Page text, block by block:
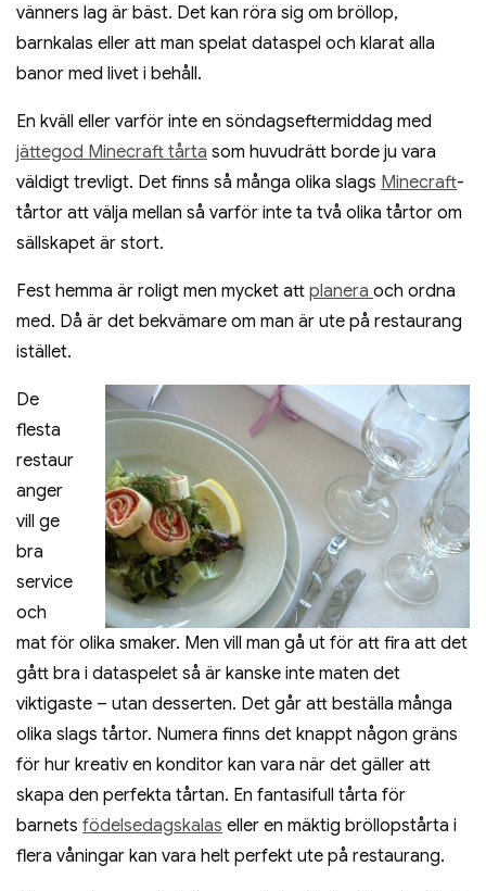
vänners lag är bäst. Det kan röra sig om bröllop,
barnkalas eller att man spelat dataspel och klarat alla
banor med livet i behåll.
En kväll eller varför inte en söndagseftermiddag med
jättegod Minecraft tårta som huvudrätt borde ju vara
väldigt trevligt. Det finns så många olika slags Minecraft-
tårtor att välja mellan så varför inte ta två olika tårtor om
sällskapet är stort.
Fest hemma är roligt men mycket att planera och ordna
med. Då är det bekvämare om man är ute på restaurang
istället.
De
flesta
restaur
anger
vill ge
bra
service
och
mat för olika smaker. Men vill man gå ut för att fira att det
gått bra i dataspelet så är kanske inte maten det
viktigaste – utan desserten. Det går att beställa många
olika slags tårtor. Numera finns det knappt någon gräns
för hur kreativ en konditor kan vara när det gäller att
skapa den perfekta tårtan. En fantasifull tårta för
barnets födelsedagskalas eller en mäktig bröllopstårta i
flera våningar kan vara helt perfekt ute på restaurang.